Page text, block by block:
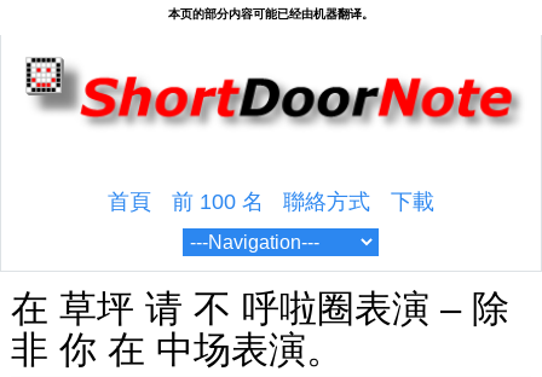
首頁 前 100 名 聯絡方式 下載
在 草坪 请 不 呼啦圈表演 – 除
非 你 在 中场表演。